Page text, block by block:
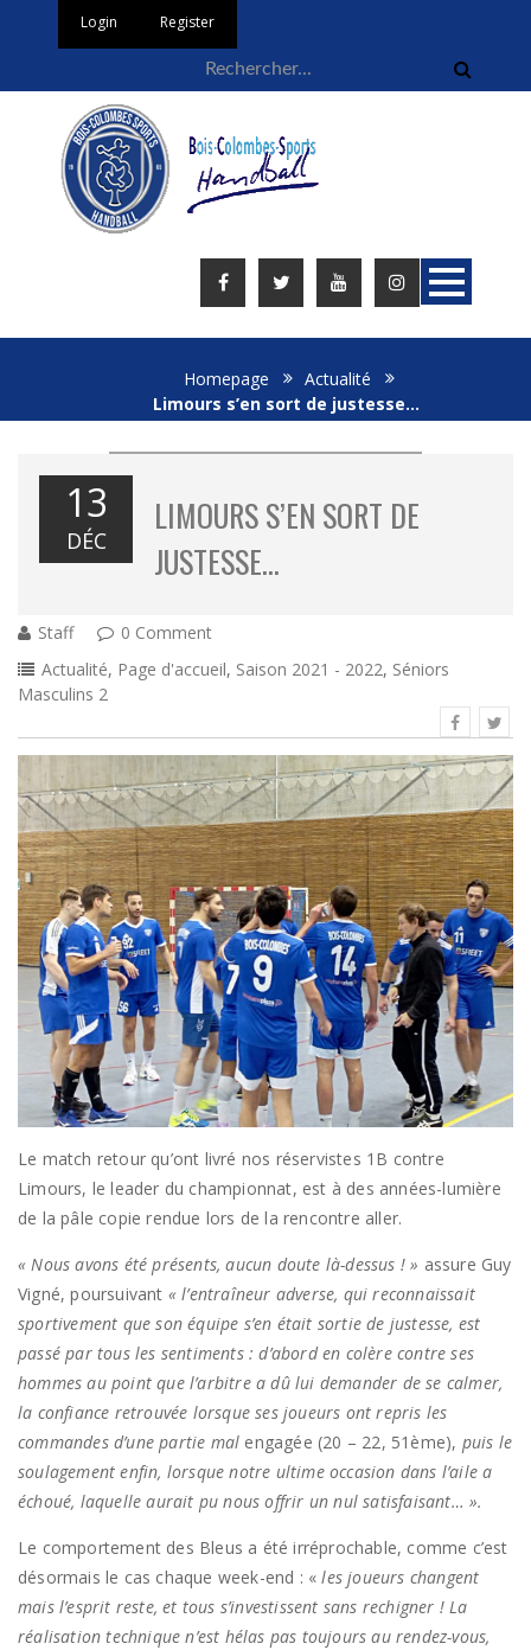
Login Register
Homepage
Actualité
Limours s’en sort de justesse…
13
DÉC
LIMOURS S’EN SORT DE
JUSTESSE…
Staff
0 Comment
Actualité, Page d'accueil, Saison 2021 - 2022, Séniors
Masculins 2
Le match retour qu’ont livré nos réservistes 1B contre
Limours, le leader du championnat, est à des années-lumière
de la pâle copie rendue lors de la rencontre aller.
« Nous avons été présents, aucun doute là-dessus ! » assure Guy
Vigné, poursuivant « l’entraîneur adverse, qui reconnaissait
sportivement que son équipe s’en était sortie de justesse, est
passé par tous les sentiments : d’abord en colère contre ses
hommes au point que l’arbitre a dû lui demander de se calmer,
la confiance retrouvée lorsque ses joueurs ont repris les
commandes d’une partie mal engagée (20 – 22, 51ème), puis le
soulagement enfin, lorsque notre ultime occasion dans l’aile a
échoué, laquelle aurait pu nous offrir un nul satisfaisant… ».
Le comportement des Bleus a été irréprochable, comme c’est
désormais le cas chaque week-end : «les joueurs changent
mais l’esprit reste, et tous s’investissent sans rechigner ! La
réalisation technique n’est hélas pas toujours au rendez-vous,